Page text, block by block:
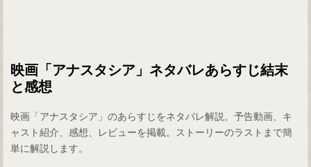
映画「アナスタシア」ネタバレあらすじ結末
と感想
映画「アナスタシア」のあらすじをネタバレ解説。予告動画、キ
ャスト紹介、感想、レビューを掲載。ストーリーのラストまで簡
単に解説します。